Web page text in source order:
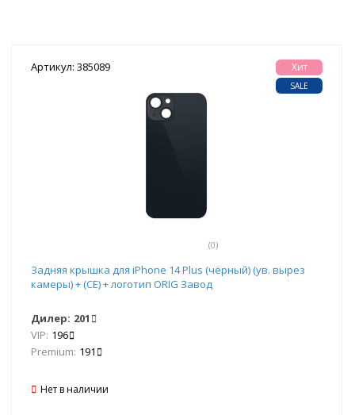
Артикул: 385089
(0)
Хит
SALE
Задняя крышка для iPhone 14 Plus (чёрный) (ув. вырез
камеры) + (СЕ) + логотип ORIG Завод
Дилер: 201
VIP: 196
Premium: 191
Нет в наличии